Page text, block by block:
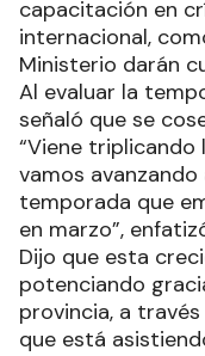
capacitación en
internacional,
Ministerio darán
Al evaluar la
señaló que se
“Viene triplicando
vamos
temporada que
en marzo”,
Dijo que esta
potenciando
provincia, a
que está